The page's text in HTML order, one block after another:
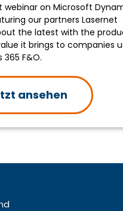
webinar on Microsoft
our partners Lasernet
the latest with the
it brings to companies
F&O.
ansehen